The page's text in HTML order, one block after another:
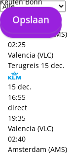
Opslaan
Opslaan
13:45
16:10
Amsterdam (AMS)
02:25
Valencia (VLC)
Terugreis 15 dec.
15 dec.
16:55
direct
19:35
Valencia (VLC)
02:40
Amsterdam (AMS)